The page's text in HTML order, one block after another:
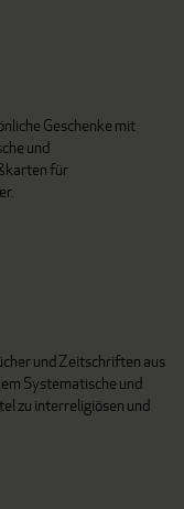
Geschenke mit
und
für
und Zeitschriften aus
Systematische und
zu interreligiösen und